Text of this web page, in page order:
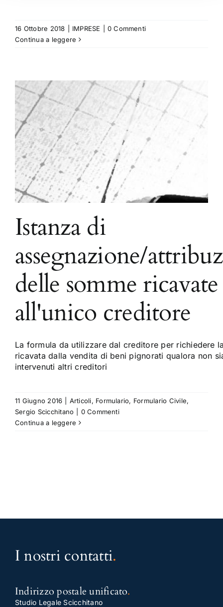
16 Ottobre 2018 IMPRESE
0 Commenti
Continua a leggere
Istanza di
assegnazione/
delle somme ricavate
all'unico creditore
La formula da utilizzare dal creditore per richiedere
ricavata dalla vendita di beni pignorati qualora non
intervenuti altri creditori
11 Giugno 2016 Articoli, Formulario, Formulario Civile,
Sergio Scicchitano
0 Commenti
Continua a leggere
I nostri contatti.
Indirizzo postale unificato.
Studio Legale Scicchitano